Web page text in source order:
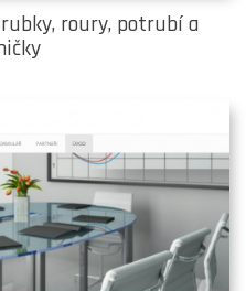
roury, potrubí a